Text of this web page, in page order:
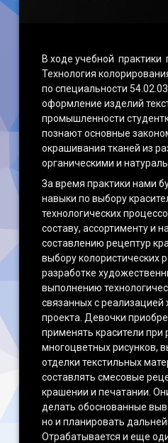
В ходе учебной
Технология
по специальности
оформление изделий
промышленности
познают основные
окрашивания тканей из
органическими и
За время практики нами
навыки по выбору
технологических
составу, ассортименту и
составлению рецептур
выбору колористических
разработке
выполнению
связанных с реализацией
проекта. Девочки
применять красители при
многоцветных рисунков,
отделки текстильных
составлять смесовые
крашении и печатании.
делать обоснованные
но и планировать
Отрабатывается и еще